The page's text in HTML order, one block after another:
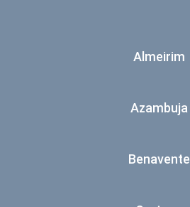
Almeirim
Azambuja
Benavente